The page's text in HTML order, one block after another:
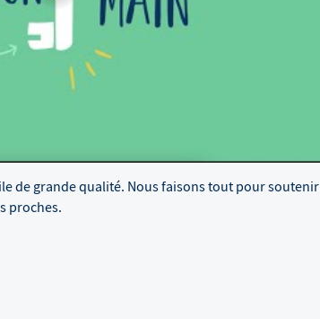
de grande qualité. Nous faisons tout pour soutenir
proches.